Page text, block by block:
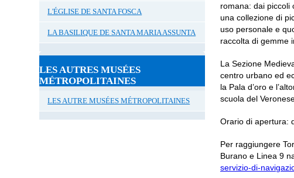
L'ÉGLISE DE SANTA FOSCA
LA BASILIQUE DE SANTA MARIA ASSUNTA
LES AUTRES MUSÉES
MÉTROPOLITAINES
LES AUTRE MUSÉES MÉTROPOLITAINES
romana: dai piccoli
una collezione di
uso personale e
raccolta di gemme
La Sezione
centro urbano ed
la Pala d’oro e
scuola del
Orario di apertura:
Per raggiungere
Burano e Linea 9
servizio-di-